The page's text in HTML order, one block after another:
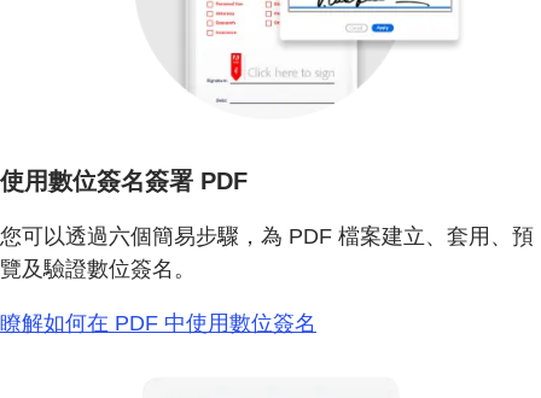
使用數位簽名簽署 PDF
您可以透過六個簡易步驟，為 PDF 檔案建立、套用、預
覽及驗證數位簽名。
瞭解如何在 PDF 中使用數位簽名